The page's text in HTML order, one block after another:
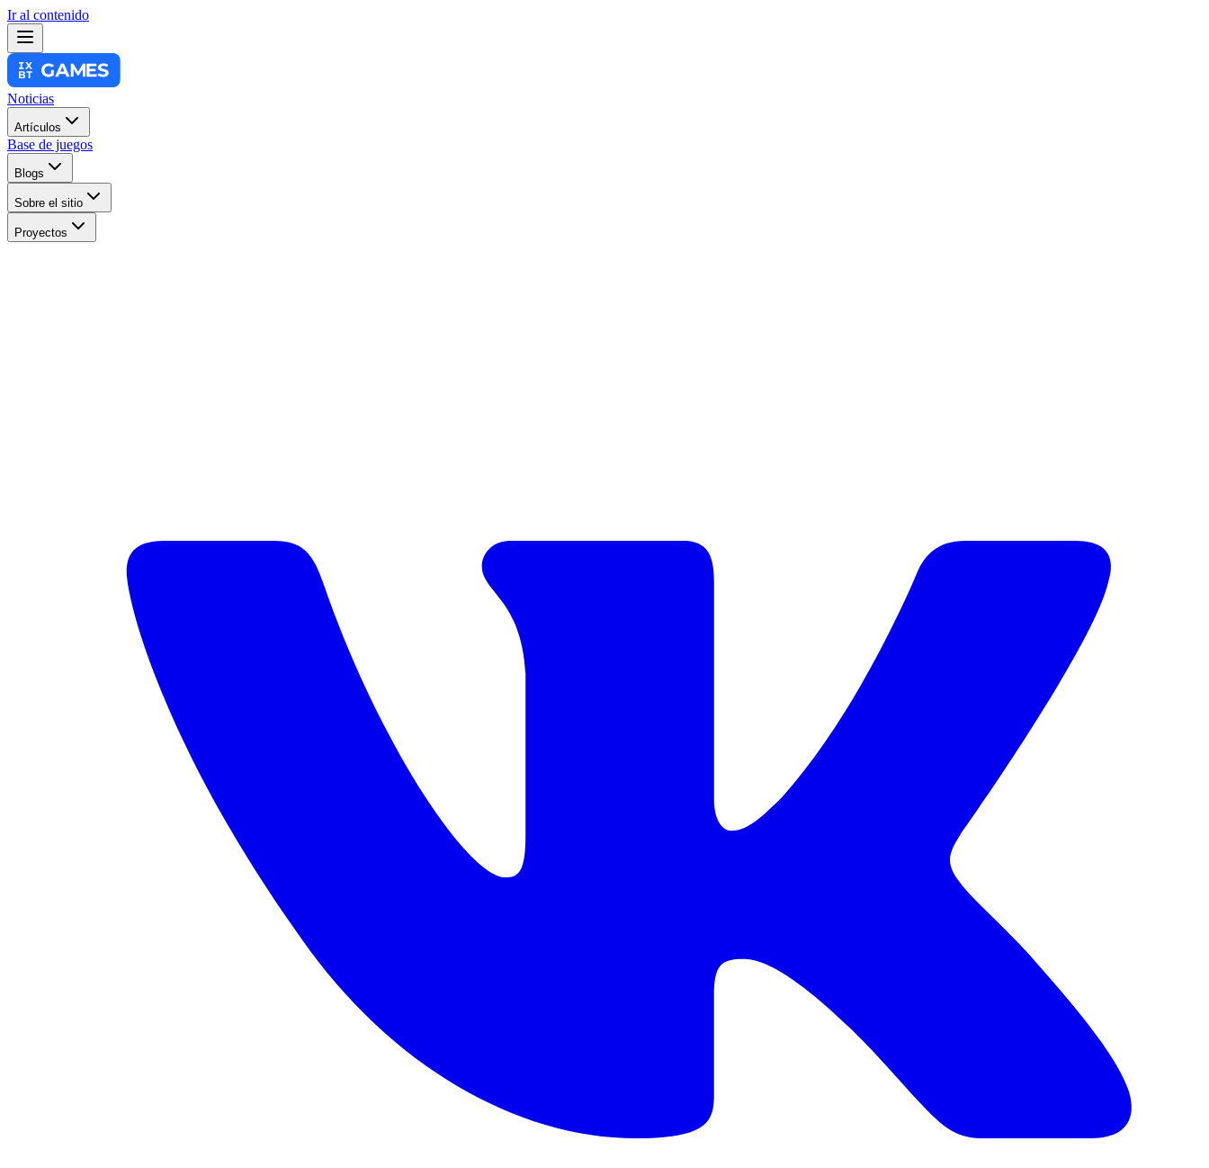
Ir al contenido
Noticias
Artículos
Base de juegos
Blogs
Sobre el sitio
Proyectos